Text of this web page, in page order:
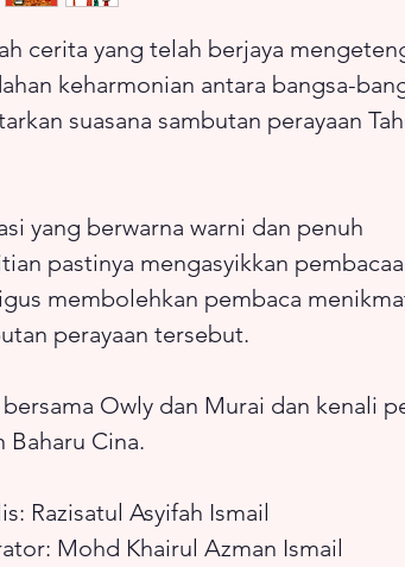
cerita yang telah berjaya
keharmonian antara bangsa-
suasana sambutan perayaan
yang berwarna warni dan penuh
pastinya mengasyikkan
membolehkan pembaca
perayaan tersebut.
Owly dan Murai dan kenali
Baharu Cina.
Razisatul Asyifah Ismail
Mohd Khairul Azman Ismail